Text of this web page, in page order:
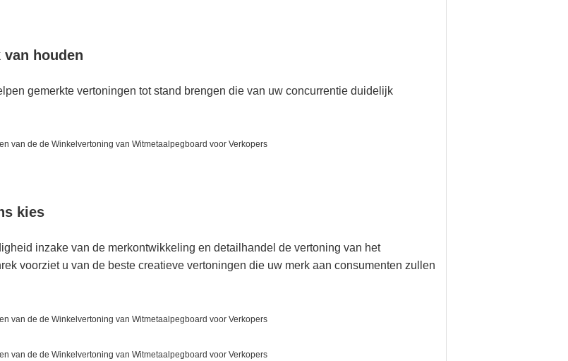
van houden
gemerkte vertoningen tot stand brengen die van uw concurrentie duidelijk
kies
inzake van de merkontwikkeling en detailhandel de vertoning van het
voorziet u van de beste creatieve vertoningen die uw merk aan consumenten zullen